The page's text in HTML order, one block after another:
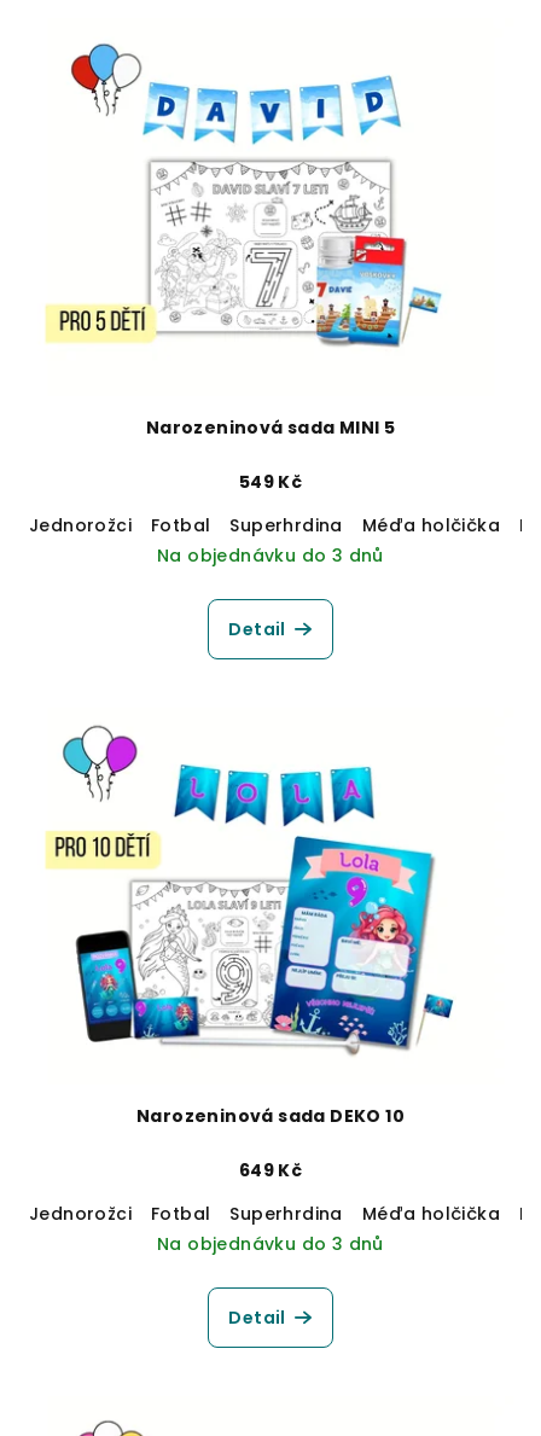
Narozeninová sada MINI 5
549 Kč
Jednorožci
Fotbal Superhrdina Méďa holčička
Na objednávku do 3 dnů
Detail
Narozeninová sada DEKO 10
649 Kč
Jednorožci
Fotbal Superhrdina Méďa holčička
Na objednávku do 3 dnů
Detail